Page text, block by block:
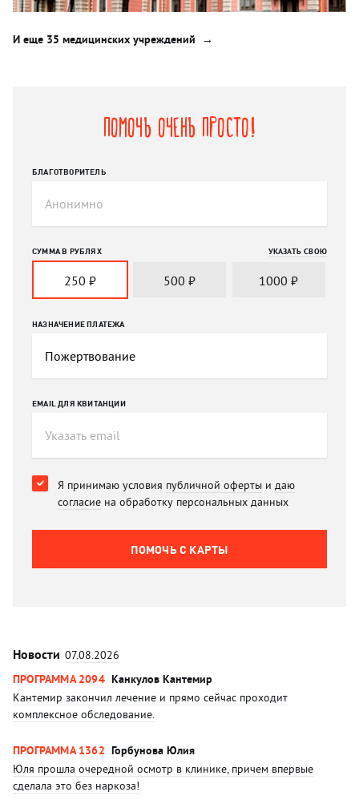
И еще 35 медицинских учреждений
Помочь очень просто!
БЛАГОТВОРИТЕЛЬ
СУММА В РУБЛЯХ
250 ₽ 500 ₽ 1000₽
УКАЗАТЬ СВОЮ
НАЗНАЧЕНИЕ ПЛАТЕЖА
EMAIL ДЛЯ КВИТАНЦИИ
Я принимаю условия публичной оферты и даю
согласие на обработку персональных данных
ПОМОЧЬ C КАРТЫ
Новости 07.08.2026
ПРОГРАММА 2094 Канкулов Кантемир
Кантемир закончил лечение и прямо сейчас проходит
комплексное обследование.
ПРОГРАММА 1362 Горбунова Юлия
Юля прошла очередной осмотр в клинике, причем впервые
сделала это без наркоза!